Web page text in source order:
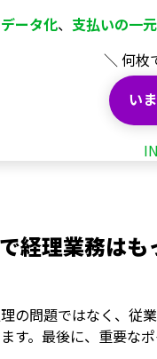
データ化、 支払いの一
＼ 何枚
い
経理業務は
の問題ではなく、従
す。最後に、重要な